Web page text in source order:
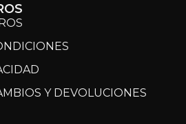
Y DEVOLUCIONES